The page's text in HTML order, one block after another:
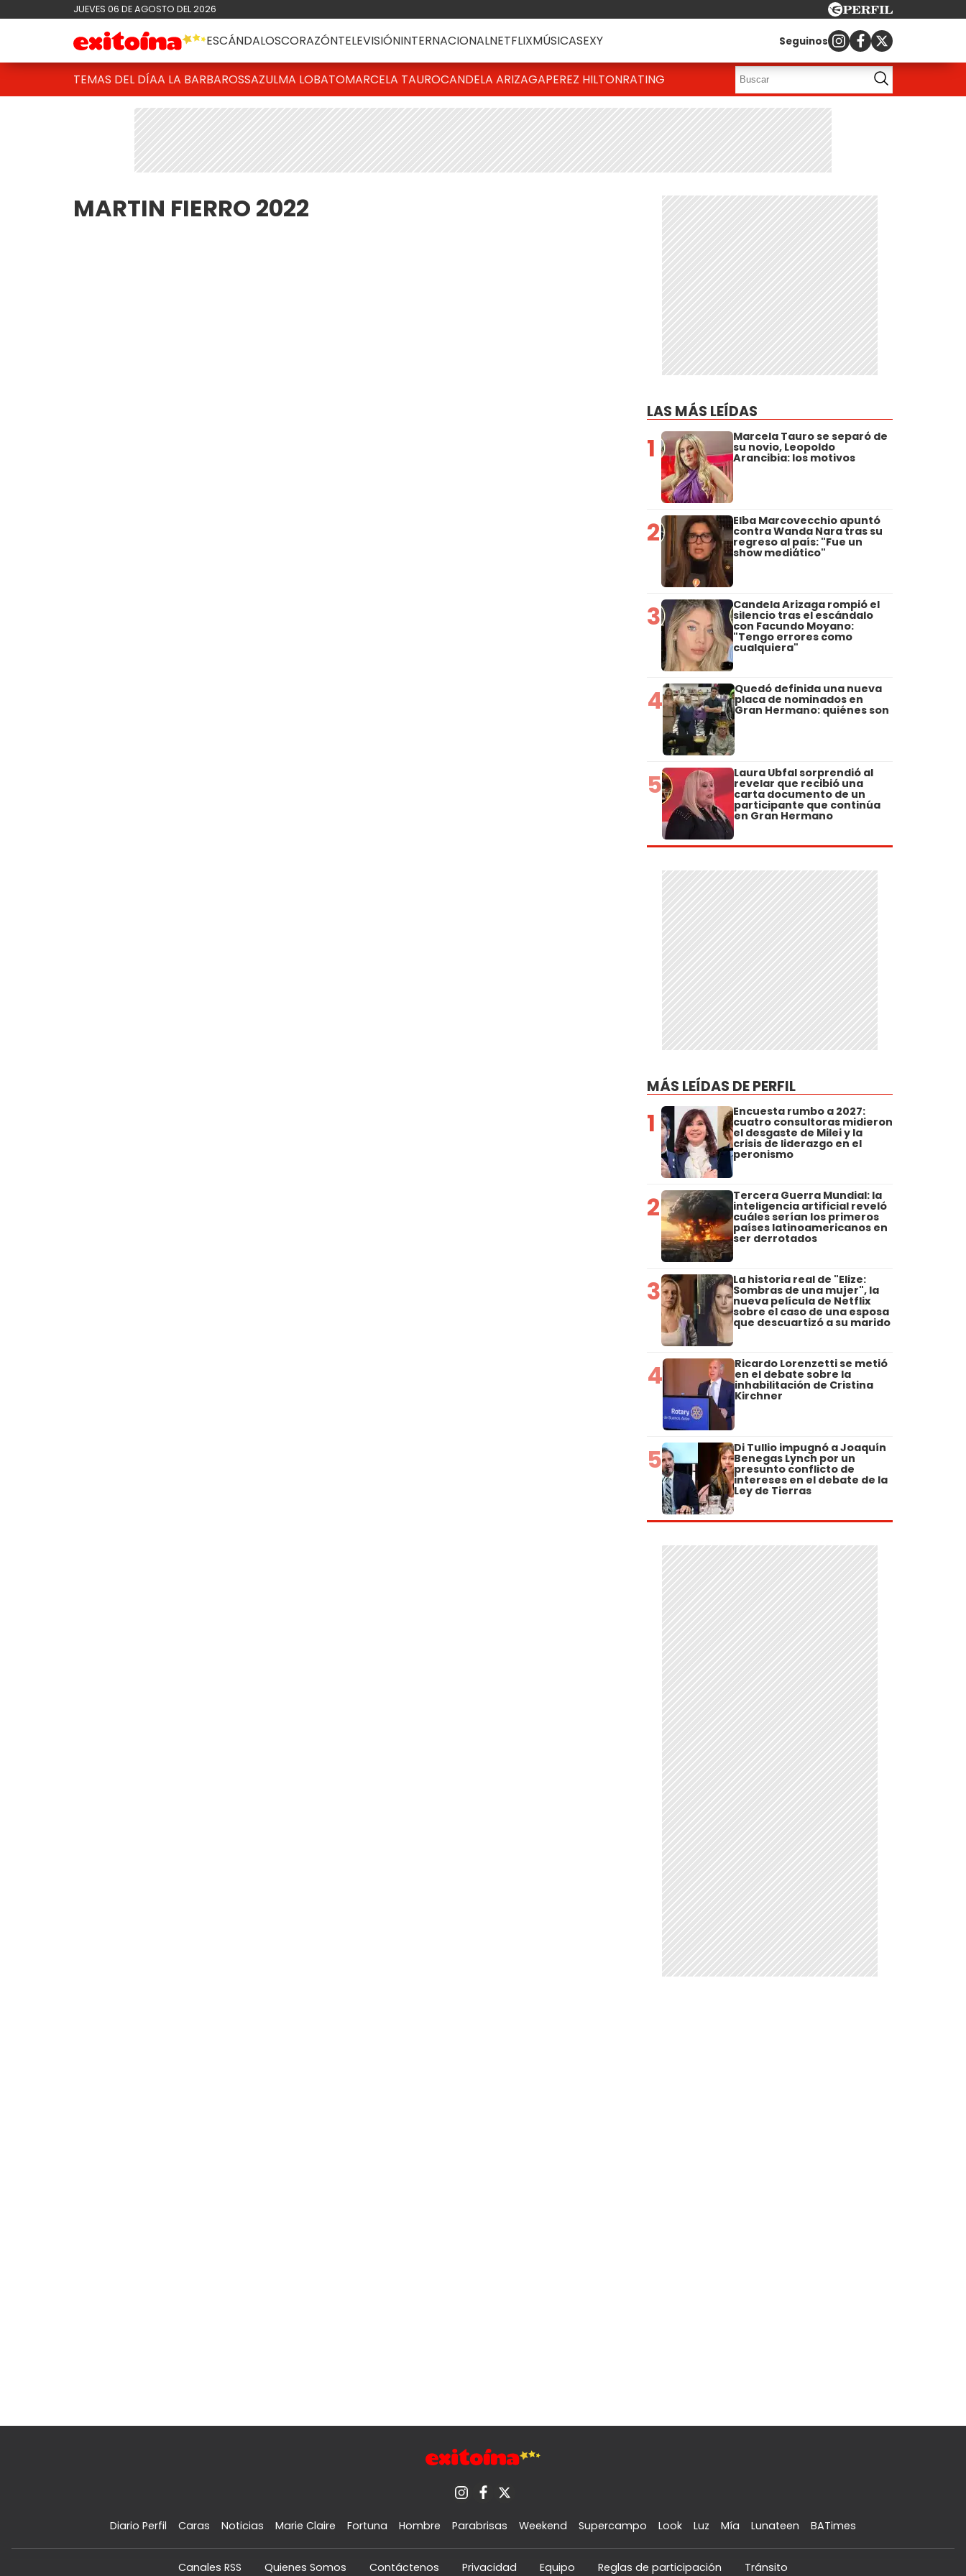
JUEVES 06 DE AGOSTO DEL 2026
ESCÁNDALOSCORAZÓNTELEVISIÓNINTERNACIONALNETFLIXMÚSICASEXY Seguinos
TEMAS DEL DÍAA LA BARBAROSSAZULMA LOBATOMARCELA TAUROCANDELA ARIZAGAPEREZ HILTONRATING
MARTIN FIERRO 2022
LAS MÁS LEÍDAS
1 Marcela Tauro se separó de
su novio, Leopoldo
Arancibia: los motivos
2 Elba Marcovecchio apuntó
contra Wanda Nara tras su
regreso al país: "Fue un
show mediático"
3 Candela Arizaga rompió el
silencio tras el escándalo
con Facundo Moyano:
"Tengo errores como
cualquiera"
4 Quedó definida una nueva
placa de nominados en
Gran Hermano: quiénes son
5 Laura Ubfal sorprendió al
revelar que recibió una
carta documento de un
participante que continúa
en Gran Hermano
MÁS LEÍDAS DE PERFIL
1 Encuesta rumbo a 2027:
cuatro consultoras midieron
el desgaste de Milei y la
crisis de liderazgo en el
peronismo
2 Tercera Guerra Mundial: la
inteligencia artificial reveló
cuáles serían los primeros
países latinoamericanos en
ser derrotados
3 La historia real de "Elize:
Sombras de una mujer", la
nueva película de Netflix
sobre el caso de una esposa
que descuartizó a su marido
4 Ricardo Lorenzetti se metió
en el debate sobre la
inhabilitación de Cristina
Kirchner
5 Di Tullio impugnó a Joaquín
Benegas Lynch por un
presunto conflicto de
intereses en el debate de la
Ley de Tierras
Diario Perfil Caras Noticias Marie Claire Fortuna Hombre Parabrisas Weekend Supercampo Look Luz Mía Lunateen BATimes
Canales RSS Quienes Somos Contáctenos Privacidad Equipo Reglas de participación Tránsito